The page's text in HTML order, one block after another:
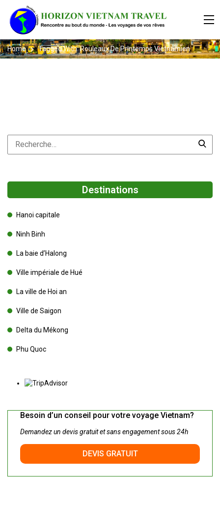
Home Tagged With: Rouleaux De Printemps Vietnamien
Destinations
Hanoi capitale
Ninh Binh
La baie d’Halong
Ville impériale de Hué
La ville de Hoi an
Ville de Saigon
Delta du Mékong
Phu Quoc
Besoin d’un conseil pour votre voyage Vietnam?
Demandez un devis gratuit et sans engagement sous 24h
DEVIS GRATUIT